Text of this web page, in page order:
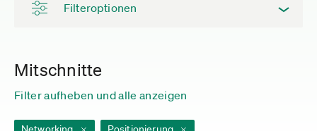
Filteroptionen
Mitschnitte
Filter aufheben und alle anzeigen